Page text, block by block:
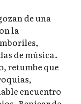
de una
la
de música.
retumbe que
encuentro